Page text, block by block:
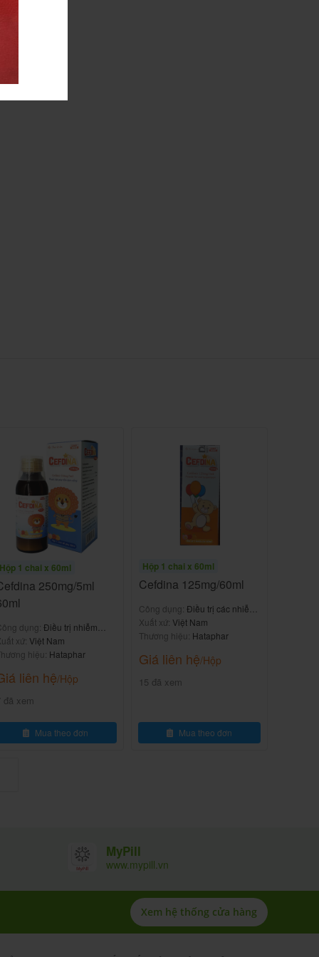
Hộp 1 chai x 60ml
250mg/5ml
dụng: Điều trị nhiễm
từ nhẹ đến vừa
xứ: Việt Nam
hiệu: Hataphar
liên hệ/Hộp
đã xem
Mua theo đơn
Hộp 1 chai x 60ml
Cefdina 125mg/60ml
Công dụng: Điều trị các nhiễm
khuẩn nhẹ đến vừa
Xuất xứ: Việt Nam
Thương hiệu: Hataphar
Giá liên hệ/Hộp
15 đã xem
Mua theo đơn
MyPill
www.mypill.vn
Xem hệ thống cửa hàng